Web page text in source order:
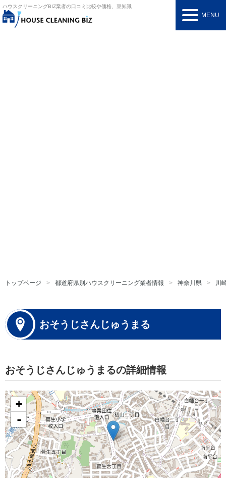
ハウスクリーニングBIZ業者の口コミ比較や価格、豆知識
MENU
トップページ 都道府県別ハウスクリーニング業者情報 神奈川県 川
おそうじさんじゅうまる
おそうじさんじゅうまるの詳細情報
+
-